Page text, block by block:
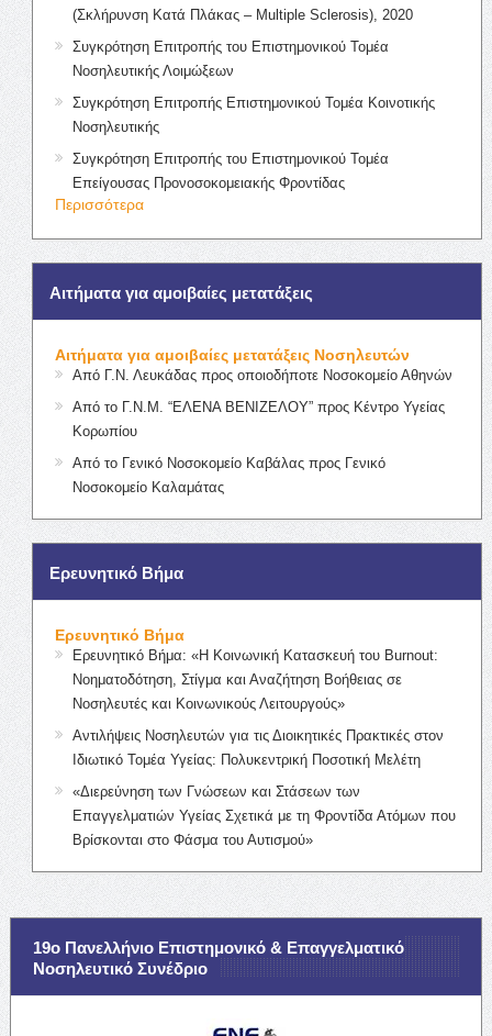
(Σκλήρυνση Κατά Πλάκας – Multiple Sclerosis), 2020
Συγκρότηση Επιτροπής του Επιστημονικού Τομέα
Νοσηλευτικής Λοιμώξεων
Συγκρότηση Επιτροπής Επιστημονικού Τομέα Κοινοτικής
Νοσηλευτικής
Συγκρότηση Επιτροπής του Επιστημονικού Τομέα
Επείγουσας Προνοσοκομειακής Φροντίδας
Περισσότερα
Αιτήματα για αμοιβαίες μετατάξεις
Αιτήματα για αμοιβαίες μετατάξεις Νοσηλευτών
Από Γ.Ν. Λευκάδας προς οποιοδήποτε Νοσοκομείο Αθηνών
Από το Γ.Ν.Μ. “ΕΛΕΝΑ ΒΕΝΙΖΕΛΟΥ” προς Κέντρο Υγείας
Κορωπίου
Από το Γενικό Νοσοκομείο Καβάλας προς Γενικό
Νοσοκομείο Καλαμάτας
Ερευνητικό Βήμα
Ερευνητικό Βήμα
Ερευνητικό Βήμα: «Η Κοινωνική Κατασκευή του Burnout:
Νοηματοδότηση, Στίγμα και Αναζήτηση Βοήθειας σε
Νοσηλευτές και Κοινωνικούς Λειτουργούς»
Αντιλήψεις Νοσηλευτών για τις Διοικητικές Πρακτικές στον
Ιδιωτικό Τομέα Υγείας: Πολυκεντρική Ποσοτική Μελέτη
«Διερεύνηση των Γνώσεων και Στάσεων των
Επαγγελματιών Υγείας Σχετικά με τη Φροντίδα Ατόμων που
Βρίσκονται στο Φάσμα του Αυτισμού»
19ο Πανελλήνιο Επιστημονικό & Επαγγελματικό
Νοσηλευτικό Συνέδριο